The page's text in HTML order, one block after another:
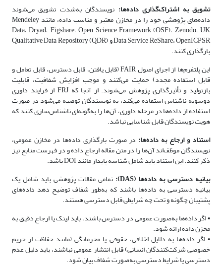
تشویق به اشتراک‌گذاری داده‌ها: نویسندگان به‌شدت تشویق می‌شوند
داده‌های پژوهشی خود را در مخازن معتبر و مناسب داده، مانند Mendeley
Data، Dryad، Figshare، Open Science Framework (OSF)، Zenodo، UK
Data Service ReShare، OpenICPSR و Qualitative Data Repository (QDR)
بارگذاری کنند.
این پلتفرم‌ها از اجرای اصول FAIR (قابل یافتن، قابل دسترس، قابل تعامل و
قابل استفاده مجدد) حمایت می‌کنند و موجب افزایش شفافیت، قابلیت
بازتولید و تأثیرگذاری پژوهش می‌شوند. از آنجا که FRJ از فرایند داوری
دوسویه ناشناس استفاده می‌کند، به نویسندگان توصیه می‌شود در صورت
استفاده از داده‌ها در مرحله داوری، آن‌ها را به‌گونه‌ای ناشناس‌سازی کنند که
هویت نویسندگان قابل شناسایی نباشد.
استناد و ارجاع به داده‌ها: در صورت بارگذاری داده‌ها در مخازن عمومی،
نویسندگان موظف‌اند آن‌ها را در متن مقاله ارجاع داده و در فهرست منابع نیز
ذکر کنند. این استناد باید شامل شناسه پایدار مانند DOI باشد.
بیانیه دسترسی به داده‌ها (DAS):
تمامی مقالات پژوهشی باید شامل یک
بیانیه دسترسی به داده‌ها باشند که به‌طور شفاف توضیح دهد داده‌های
پشتیبان چگونه و تحت چه شرایطی قابل دسترسی هستند.
• اگر داده‌ها به‌صورت عمومی در دسترس باشند، باید لینک یا ارجاع دقیق به
مخزن داده ارائه شود.
• اگر داده‌ها به دلایل اخلاقی، حقوقی یا محرمانگی (مانند حفاظت از حریم
خصوصی شرکت‌کنندگان انسانی) قابل انتشار عمومی نباشند، باید دلیل عدم
دسترسی یا شرایط دسترسی به‌صورت شفاف بیان شود.